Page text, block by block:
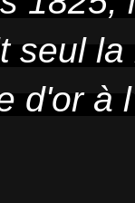
seul
d'or à